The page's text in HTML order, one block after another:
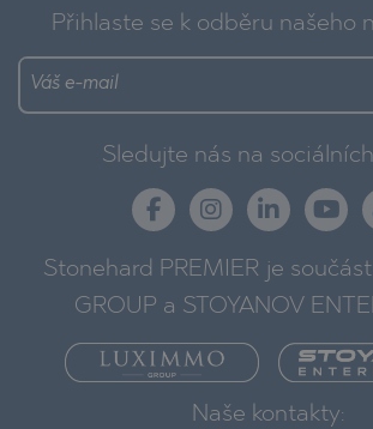
Přihlaste se k odběru našeho
Sledujte nás na
Stonehard PREMIER je
GROUP a STOYANOV
Naše kontakty: